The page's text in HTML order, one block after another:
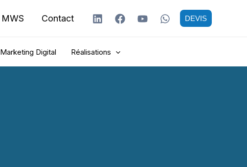
MWS Contact DEVIS
Marketing Digital Réalisations